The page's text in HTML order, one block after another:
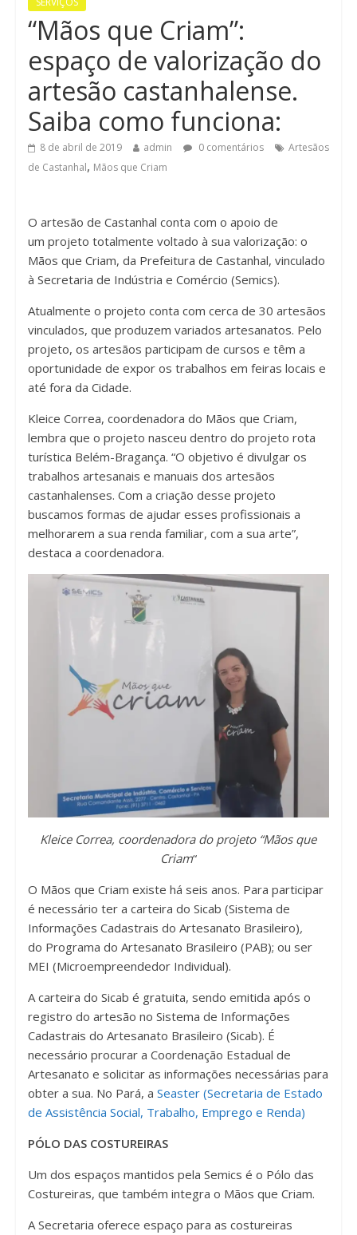
“Mãos que Criam”:
espaço de valorização do
artesão castanhalense.
Saiba como funciona:
8 de abril de 2019 admin 0 comentários
Artesãos
de Castanhal, Mãos que Criam
O artesão de Castanhal conta com o apoio de
um projeto totalmente voltado à sua valorização: o
Mãos que Criam, da Prefeitura de Castanhal, vinculado
à Secretaria de Indústria e Comércio (Semics).
Atualmente o projeto conta com cerca de 30 artesãos
vinculados, que produzem variados artesanatos. Pelo
projeto, os artesãos participam de cursos e têm a
oportunidade de expor os trabalhos em feiras locais e
até fora da Cidade.
Kleice Correa, coordenadora do Mãos que Criam,
lembra que o projeto nasceu dentro do projeto rota
turística Belém-Bragança. “O objetivo é divulgar os
trabalhos artesanais e manuais dos artesãos
castanhalenses. Com a criação desse projeto
buscamos formas de ajudar esses profissionais a
melhorarem a sua renda familiar, com a sua arte”,
destaca a coordenadora.
Kleice Correa, coordenadora do projeto “Mãos que
Criam“
O Mãos que Criam existe há seis anos. Para participar
é necessário ter a carteira do Sicab (Sistema de
Informações Cadastrais do Artesanato Brasileiro),
do Programa do Artesanato Brasileiro (PAB); ou ser
MEI (Microempreendedor Individual).
A carteira do Sicab é gratuita, sendo emitida após o
registro do artesão no Sistema de Informações
Cadastrais do Artesanato Brasileiro (Sicab). É
necessário procurar a Coordenação Estadual de
Artesanato e solicitar as informações necessárias para
obter a sua. No Pará, a Seaster (Secretaria de Estado
de Assistência Social, Trabalho, Emprego e Renda)
PÓLO DAS COSTUREIRAS
Um dos espaços mantidos pela Semics é o Pólo das
Costureiras, que também integra o Mãos que Criam.
A Secretaria oferece espaço para as costureiras